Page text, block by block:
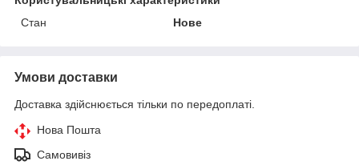
Стан
Нове
Умови доставки
Доставка здійснюється тільки по передоплаті.
Нова Пошта
Самовивіз